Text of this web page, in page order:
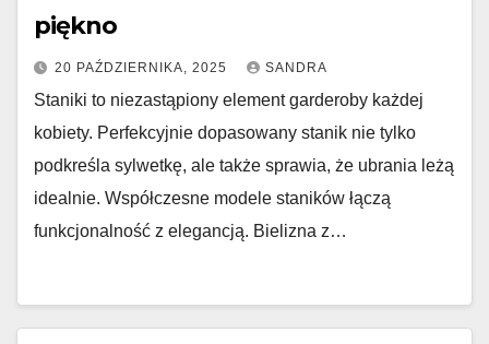
piękno
20 PAŹDZIERNIKA, 2025 SANDRA
Staniki to niezastąpiony element garderoby każdej
kobiety. Perfekcyjnie dopasowany stanik nie tylko
podkreśla sylwetkę, ale także sprawia, że ubrania leżą
idealnie. Współczesne modele staników łączą
funkcjonalność z elegancją. Bielizna z…